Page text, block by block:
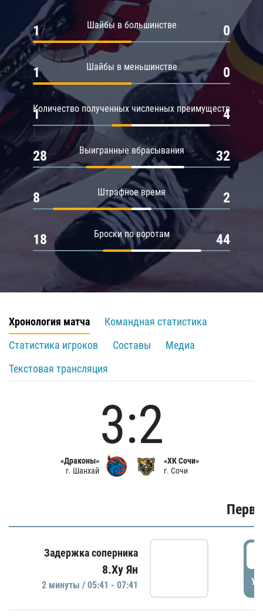
Шайбы в большинстве
1 0
Шайбы в меньшинстве
1 0
Количество полученных численных преимуществ
1 4
Выигранные вбрасывания
28 32
Штрафное время
8 2
Броски по воротам
18 44
Хронология матча
Командная статистика
Статистика игроков
Составы
Медиа
Текстовая трансляция
«Драконы»
г. Шанхай
3:2
«ХК Сочи»
г. Сочи
Задержка соперника
8.Ху Ян
2 минуты / 05:41 - 07:41